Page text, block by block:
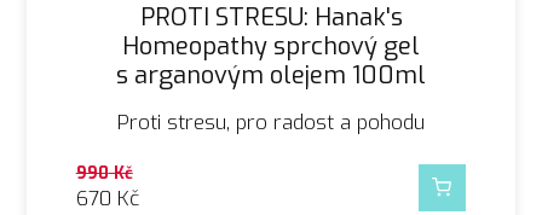
PROTI STRESU: Hanak's
Homeopathy sprchový gel
s arganovým olejem 100ml
Proti stresu, pro radost a pohodu
990Kč
670 Kč